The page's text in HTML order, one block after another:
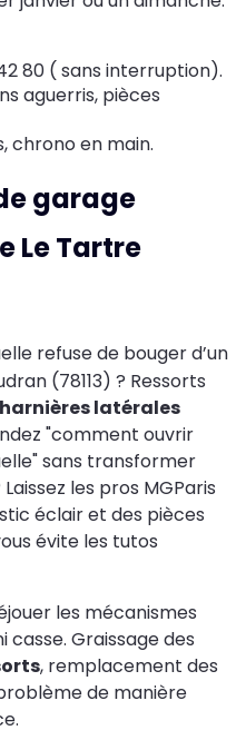
80 ( sans interruption).
aguerris, pièces
chrono en main.
garage
Le Tartre
refuse de bouger d’un
(78113) ? Ressorts
latérales
"comment ouvrir
sans transformer
les pros MGParis
éclair et des pièces
évite les tutos
les mécanismes
Graissage des
, remplacement des
de manière